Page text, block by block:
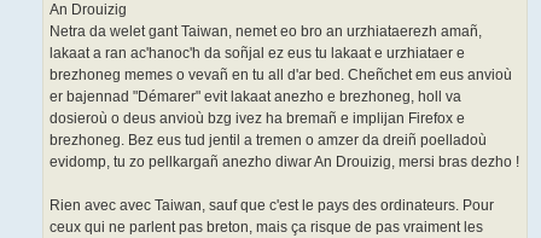
An Drouizig
Netra da welet gant Taiwan, nemet eo bro an urzhiataerezh amañ,
lakaat a ran ac'hanoc'h da soñjal ez eus tu lakaat e urzhiataer e
brezhoneg memes o vevañ en tu all d'ar bed. Cheñchet em eus anvioù
er bajennad "Démarer" evit lakaat anezho e brezhoneg, holl va
dosieroù o deus anvioù bzg ivez ha bremañ e implijan Firefox e
brezhoneg. Bez eus tud jentil a tremen o amzer da dreiñ poelladoù
evidomp, tu zo pellkargañ anezho diwar An Drouizig, mersi bras dezho !
Rien avec avec Taiwan, sauf que c'est le pays des ordinateurs. Pour
ceux qui ne parlent pas breton, mais ça risque de pas vraiment les